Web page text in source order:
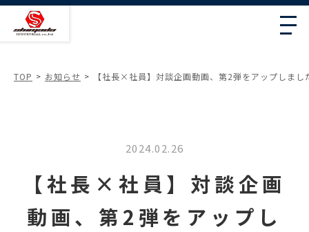
TOP お知らせ 【社長×社員】対談企画動画、第2弾をアップしまし
2024.02.26
【社長×社員】対談企画
動画、第2弾をアップし